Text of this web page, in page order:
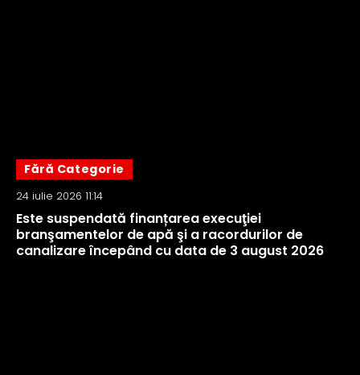
Fără Categorie
24 iulie 2026 11:14
Este suspendată finanțarea execuţiei
branşamentelor de apă şi a racordurilor de
canalizare începând cu data de 3 august 2026